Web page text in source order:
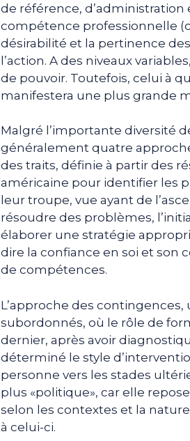
de référence, d’administration
compétence professionnelle
désirabilité et la pertinence
l’action. A des niveaux
de pouvoir. Toutefois, celui à
manifestera une plus grande
Malgré l’importante diversité
généralement quatre
des traits, définie à partir des
américaine pour identifier les
leur troupe, vue ayant de
résoudre des problèmes,
élaborer une stratégie
dire la confiance en soi et son
de compétences.
L’approche des
subordonnés, où le rôle de
dernier, après avoir
déterminé le style
personne vers les stades
plus «politique», car elle
selon les contextes et la
à celui-ci.